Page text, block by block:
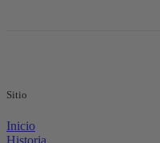
Sitio
Inicio
Historia